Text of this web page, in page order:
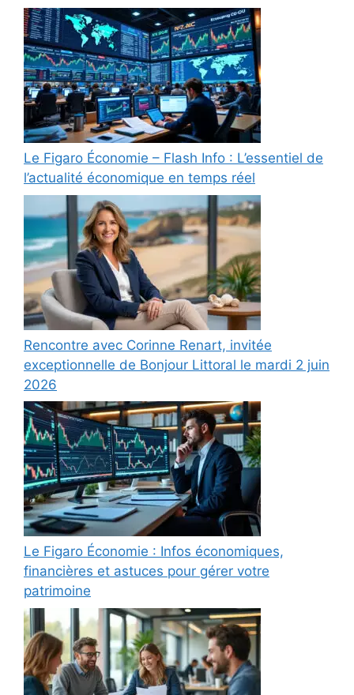
Le Figaro Économie – Flash Info : L’essentiel de
l’actualité économique en temps réel
Rencontre avec Corinne Renart, invitée
exceptionnelle de Bonjour Littoral le mardi 2 juin
2026
Le Figaro Économie : Infos économiques,
financières et astuces pour gérer votre
patrimoine